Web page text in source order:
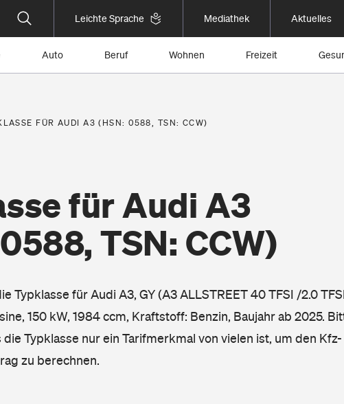
Leichte Sprache Mediathek Aktuelles
Auto Beruf Wohnen Freizeit
FÜR AUDI A3 (HSN: 0588, TSN: CCW)
für Audi A3
TSN: CCW)
Typklasse für Audi A3, GY (A3 ALLSTREET 40 TFSI /2.0
150 kW, 1984 ccm, Kraftstoff: Benzin, Baujahr ab 2025.
die Typklasse nur ein Tarifmerkmal von vielen ist, um den Kfz-
zu berechnen.